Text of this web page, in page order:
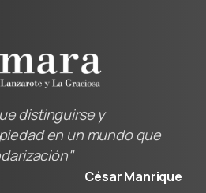
distinguirse y
en un mundo que
César Manrique